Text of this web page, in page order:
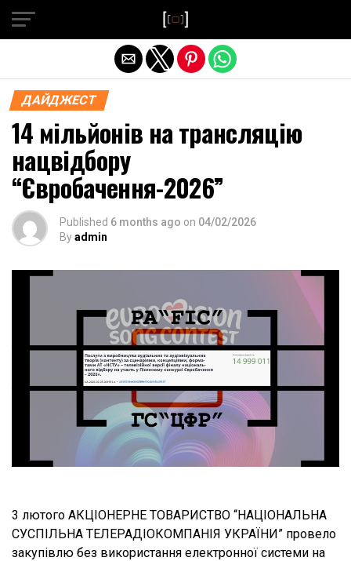
ДАЙДЖЕСТ
14 мільйонів на трансляцію
нацвідбору
“Євробачення-2026”
Published 6 months ago on 04/02/2026
Byadmin
3 лютого АКЦІОНЕРНЕ ТОВАРИСТВО “НАЦІОНАЛЬНА
СУСПІЛЬНА ТЕЛЕРАДІОКОМПАНІЯ УКРАЇНИ” провело
закупівлю без використання електронної системи на
Exit mobile version